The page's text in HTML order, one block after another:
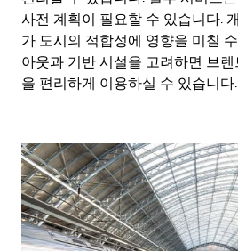
사전 계획이 필요할 수 있습니다.
가 도시의 적합성에 영향을 미칠
아웃과 기반 시설을 고려하면 브
을 편리하게 이용하실 수 있습니다.